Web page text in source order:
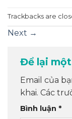
Trackbacks are
Next →
Để lại
Email của
khai. Các
Bình luận *